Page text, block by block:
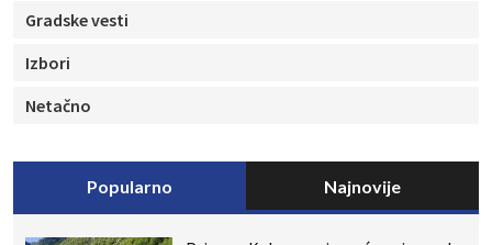
Gradske vesti
Izbori
Netačno
Popularno Najnovije